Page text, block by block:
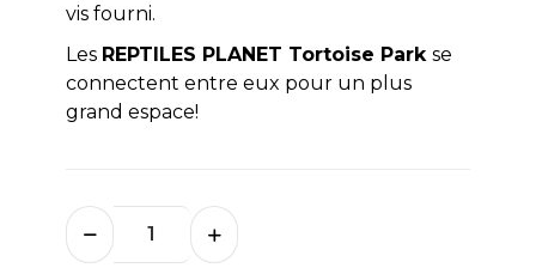
vis fourni.
Les REPTILES PLANET Tortoise Park se
connectent entre eux pour un plus
grand espace!